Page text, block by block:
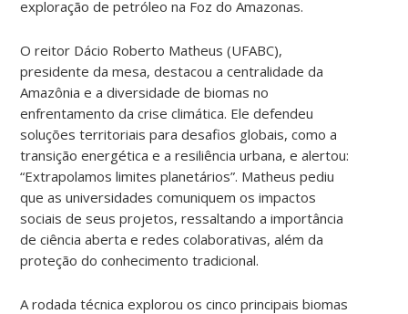
exploração de petróleo na Foz do Amazonas.
O reitor Dácio Roberto Matheus (UFABC),
presidente da mesa, destacou a centralidade da
Amazônia e a diversidade de biomas no
enfrentamento da crise climática. Ele defendeu
soluções territoriais para desafios globais, como a
transição energética e a resiliência urbana, e alertou:
“Extrapolamos limites planetários”. Matheus pediu
que as universidades comuniquem os impactos
sociais de seus projetos, ressaltando a importância
de ciência aberta e redes colaborativas, além da
proteção do conhecimento tradicional.
A rodada técnica explorou os cinco principais biomas